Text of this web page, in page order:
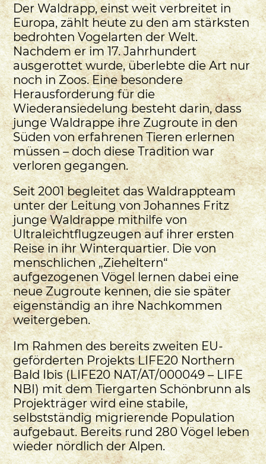
Der Waldrapp, einst weit verbreitet in
Europa, zählt heute zu den am stärksten
bedrohten Vogelarten der Welt.
Nachdem er im 17. Jahrhundert
ausgerottet wurde, überlebte die Art nur
noch in Zoos. Eine besondere
Herausforderung für die
Wiederansiedelung besteht darin, dass
junge Waldrappe ihre Zugroute in den
Süden von erfahrenen Tieren erlernen
müssen – doch diese Tradition war
verloren gegangen.
Seit 2001 begleitet das Waldrappteam
unter der Leitung von Johannes Fritz
junge Waldrappe mithilfe von
Ultraleichtflugzeugen auf ihrer ersten
Reise in ihr Winterquartier. Die von
menschlichen „Zieheltern“
aufgezogenen Vögel lernen dabei eine
neue Zugroute kennen, die sie später
eigenständig an ihre Nachkommen
weitergeben.
Im Rahmen des bereits zweiten EU-
geförderten Projekts LIFE20 Northern
Bald Ibis (LIFE20 NAT/AT/000049 – LIFE
NBI) mit dem Tiergarten Schönbrunn als
Projekträger wird eine stabile,
selbstständig migrierende Population
aufgebaut. Bereits rund 280 Vögel leben
wieder nördlich der Alpen.